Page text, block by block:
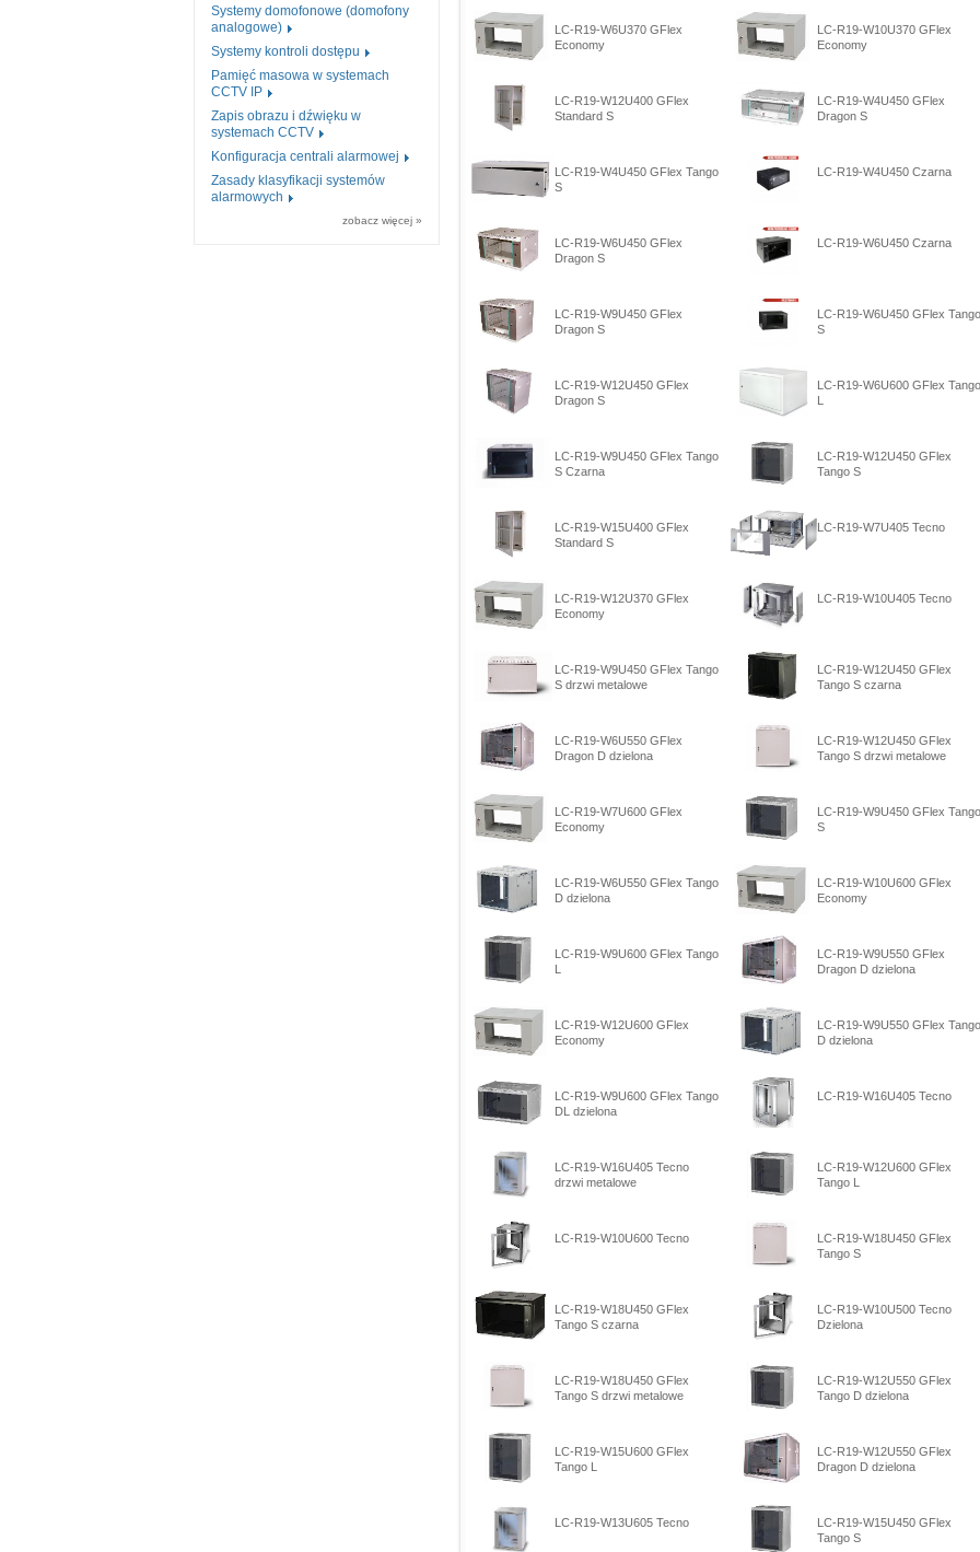
Systemy domofonowe (domofony
analogowe)
Systemy kontroli dostępu
Pamięć masowa w systemach
CCTV IP
Zapis obrazu i dźwięku w
systemach CCTV
Konfiguracja centrali alarmowej
Zasady klasyfikacji systemów
alarmowych
zobacz więcej »
LC-R19-W6U370 GFlex
Economy
LC-R19-W10U370 GFlex
Economy
LC-R19-W12U400 GFlex
Standard S
LC-R19-W4U450 GFlex
Dragon S
LC-R19-W4U450 GFlex Tango
S
LC-R19-W4U450 Czarna
LC-R19-W6U450 GFlex
Dragon S
LC-R19-W6U450 Czarna
LC-R19-W9U450 GFlex
Dragon S
LC-R19-W6U450 GFlex Tango
S
LC-R19-W12U450 GFlex
Dragon S
LC-R19-W6U600 GFlex Tango
L
LC-R19-W9U450 GFlex Tango
S Czarna
LC-R19-W12U450 GFlex
Tango S
LC-R19-W15U400 GFlex
Standard S
LC-R19-W7U405 Tecno
LC-R19-W12U370 GFlex
Economy
LC-R19-W10U405 Tecno
LC-R19-W9U450 GFlex Tango
S drzwi metalowe
LC-R19-W12U450 GFlex
Tango S czarna
LC-R19-W6U550 GFlex
Dragon D dzielona
LC-R19-W12U450 GFlex
Tango S drzwi metalowe
LC-R19-W7U600 GFlex
Economy
LC-R19-W9U450 GFlex Tango
S
LC-R19-W6U550 GFlex Tango
D dzielona
LC-R19-W10U600 GFlex
Economy
LC-R19-W9U600 GFlex Tango
L
LC-R19-W9U550 GFlex
Dragon D dzielona
LC-R19-W12U600 GFlex
Economy
LC-R19-W9U550 GFlex Tango
D dzielona
LC-R19-W9U600 GFlex Tango
DL dzielona
LC-R19-W16U405 Tecno
LC-R19-W16U405 Tecno
drzwi metalowe
LC-R19-W12U600 GFlex
Tango L
LC-R19-W10U600 Tecno
LC-R19-W18U450 GFlex
Tango S
LC-R19-W18U450 GFlex
Tango S czarna
LC-R19-W10U500 Tecno
Dzielona
LC-R19-W18U450 GFlex
Tango S drzwi metalowe
LC-R19-W12U550 GFlex
Tango D dzielona
LC-R19-W15U600 GFlex
Tango L
LC-R19-W12U550 GFlex
Dragon D dzielona
LC-R19-W13U605 Tecno
LC-R19-W15U450 GFlex
Tango S